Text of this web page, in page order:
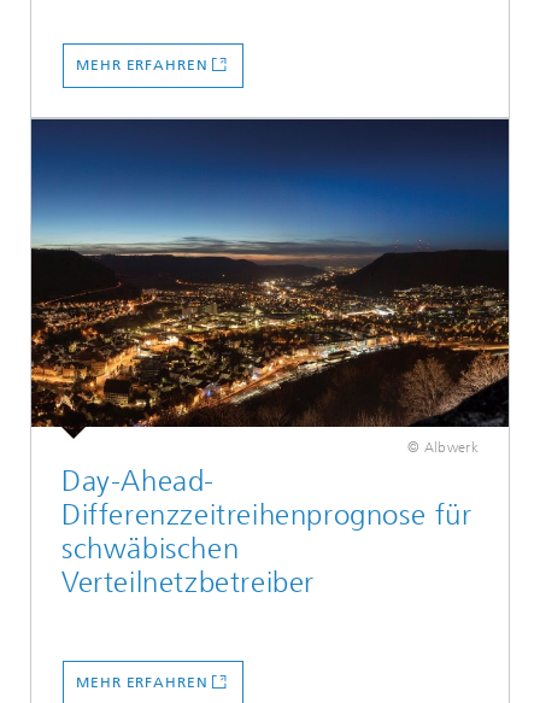
MEHR ERFAHREN
© Albwerk
Day-Ahead-
Differenzzeitreihenprognose für
schwäbischen
Verteilnetzbetreiber
MEHR ERFAHREN